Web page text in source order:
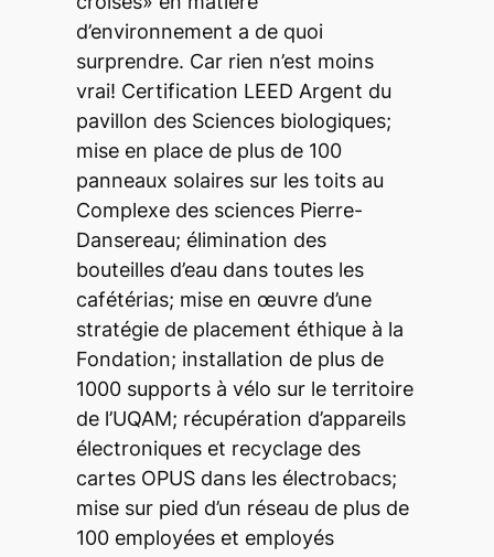
d’environnement a de quoi
surprendre. Car rien n’est moins
vrai! Certification LEED Argent du
pavillon des Sciences biologiques;
mise en place de plus de 100
panneaux solaires sur les toits au
Complexe des sciences Pierre-
Dansereau; élimination des
bouteilles d’eau dans toutes les
cafétérias; mise en œuvre d’une
stratégie de placement éthique à la
Fondation; installation de plus de
1000 supports à vélo sur le territoire
de l’UQAM; récupération d’appareils
électroniques et recyclage des
cartes OPUS dans les électrobacs;
mise sur pied d’un réseau de plus de
100 employées et employés